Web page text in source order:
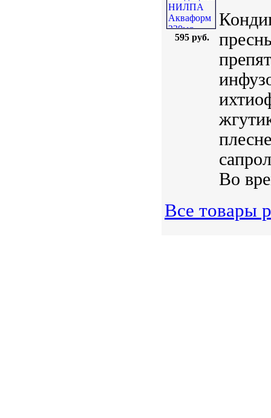
595 руб.
Во
Все товары